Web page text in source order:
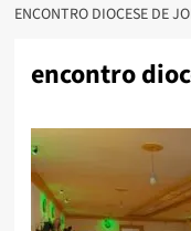
ENCONTRO DIOCESE DE
encontro